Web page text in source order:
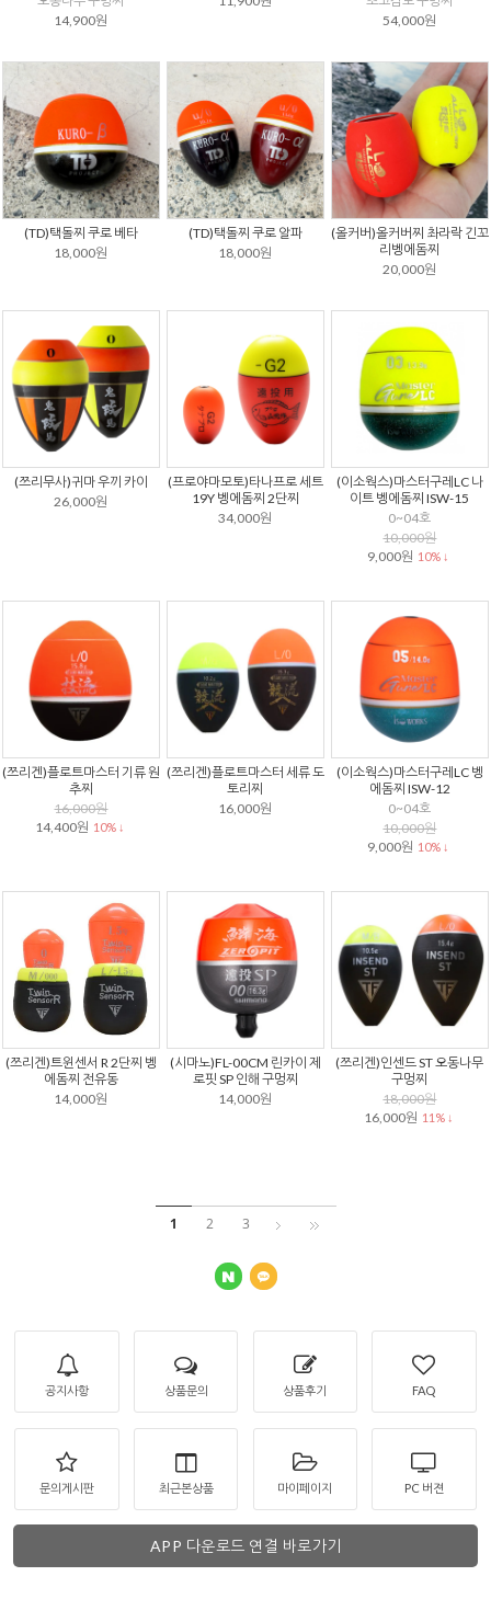
14,900원
54,000원
(TD)택돌찌 쿠로 베타
18,000원
(TD)택돌찌 쿠로 알파
18,000원
(올커버)올커버찌 촤라락 긴꼬
리벵에돔찌
20,000원
(쯔리무사)귀마 우끼 카이
26,000원
(프로야마모토)타나프로 세트
19Y 벵에돔찌 2단찌
34,000원
(이소웍스)마스터구레LC 나
이트 벵에돔찌 ISW-15
0~04호
10,000원
9,000원 10% ↓
(쯔리겐)플로트마스터 기류 원
추찌
16,000원
14,400원 10% ↓
(쯔리겐)플로트마스터 세류 도
토리찌
16,000원
(이소웍스)마스터구레LC 벵
에돔찌 ISW-12
0~04호
10,000원
9,000원 10% ↓
(쯔리겐)트윈센서 R 2단찌 벵
에돔찌 전유동
14,000원
(시마노)FL-00CM 린카이 제
로핏 SP 인해 구멍찌
14,000원
(쯔리겐)인센드 ST 오동나무
구멍찌
18,000원
16,000원 11% ↓
1 2 3
공지사항 상품문의 상품후기 FAQ
문의게시판 최근본상품 마이페이지 PC 버젼
APP 다운로드 연결 바로가기